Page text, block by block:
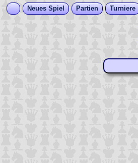
Neues Spiel Partien Turniere